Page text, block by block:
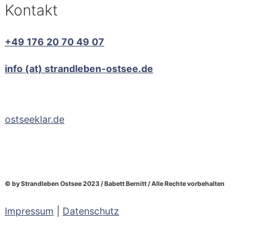
Kontakt
+49 176 20 70 49 07
info (at) strandleben-ostsee.de
ostseeklar.de
© by Strandleben Ostsee 2023 / Babett Bernitt / Alle Rechte vorbehalten
Impressum Datenschutz